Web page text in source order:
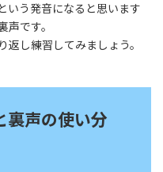
いう発音になると思います
です。
し練習してみましょう。
裏声の使い分